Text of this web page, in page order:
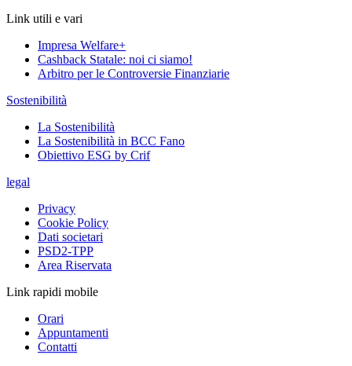
Link utili e vari
Impresa Welfare+
Cashback Statale: noi ci siamo!
Arbitro per le Controversie Finanziarie
Sostenibilità
La Sostenibilità
La Sostenibilità in BCC Fano
Obiettivo ESG by Crif
legal
Privacy
Cookie Policy
Dati societari
PSD2-TPP
Area Riservata
Link rapidi mobile
Orari
Appuntamenti
Contatti